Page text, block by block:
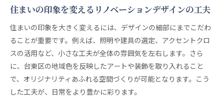
住まいの印象を変えるリノベーションデザインの工夫
住まいの印象を大きく変えるには、デザインの細部にまでこだわ
ることが重要です。例えば、照明や建具の選定、アクセントクロ
スの活用など、小さな工夫が全体の雰囲気を左右します。さら
に、台東区の地域色を反映したアートや装飾を取り入れること
で、オリジナリティあふれる空間づくりが可能となります。こう
した工夫が、日常をより豊かに彩ります。